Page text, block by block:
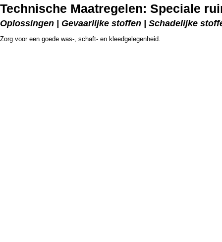
Technische Maatregelen: Speciale
Oplossingen | Gevaarlijke stoffen | Schadelijke
Zorg voor een goede was-, schaft- en kleedgelegenheid.